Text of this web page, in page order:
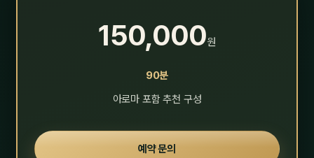
150,000원
90분
아로마 포함 추천 구성
예약 문의